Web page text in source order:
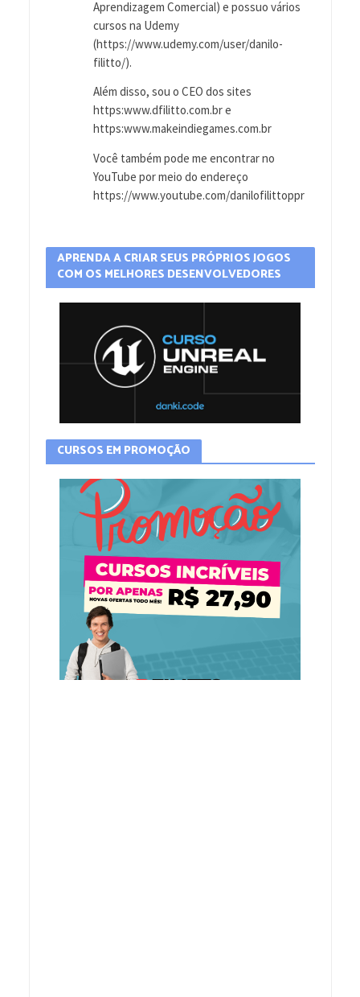
Aprendizagem Comercial) e possuo vários
cursos na Udemy
(https://www.udemy.com/user/danilo-
filitto/).
Além disso, sou o CEO dos sites
https:www.dfilitto.com.br e
https:www.makeindiegames.com.br
Você também pode me encontrar no
YouTube por meio do endereço
https://www.youtube.com/danilofilittoppr
APRENDA A CRIAR SEUS PRÓPRIOS JOGOS
COM OS MELHORES DESENVOLVEDORES
CURSOS EM PROMOÇÃO